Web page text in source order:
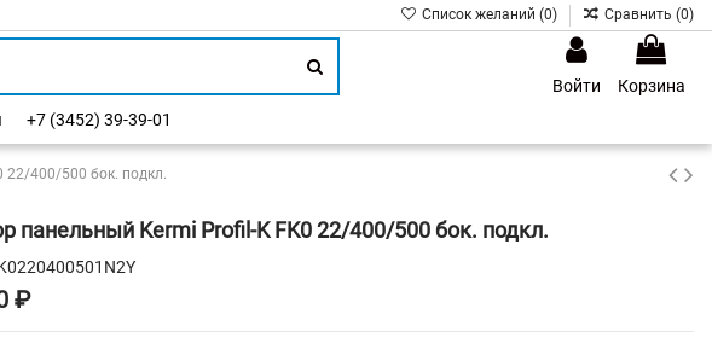
Список желаний (0) Сравнить (0)
Войти
Корзина
+7 (3452) 39-39-01
22/400/500 бок. подкл.
панельный Kermi Profil-K FK0 22/400/500 бок. подкл.
₽